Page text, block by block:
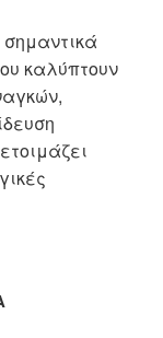
καλύπτουν